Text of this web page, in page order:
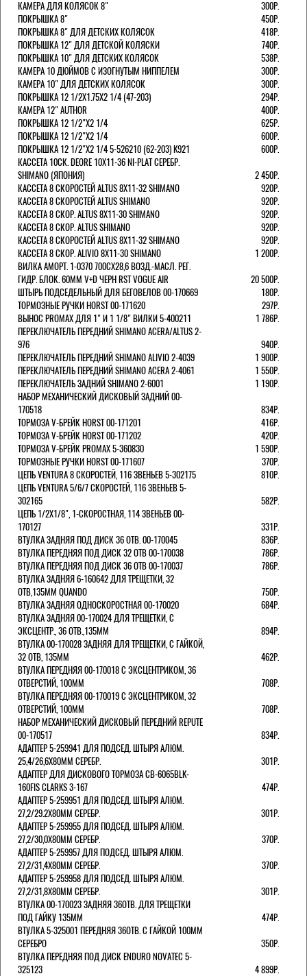
КАМЕРА ДЛЯ КОЛЯСОК 8"
300Р.
ПОКРЫШКА 8"
450Р.
ПОКРЫШКА 8" ДЛЯ ДЕТСКИХ КОЛЯСОК
418Р.
ПОКРЫШКА 12" ДЛЯ ДЕТСКОЙ КОЛЯСКИ
740Р.
ПОКРЫШКА 10" ДЛЯ ДЕТСКИХ КОЛЯСОК
538Р.
КАМЕРА 10 ДЮЙМОВ С ИЗОГНУТЫМ НИППЕЛЕМ
300Р.
КАМЕРА 10" ДЛЯ ДЕТСКИХ КОЛЯСОК
300Р.
ПОКРЫШКА 12 1/2X1.75X2 1/4 (47-203)
294Р.
КАМЕРА 12" AUTHOR
400Р.
ПОКРЫШКА 12 1/2"Х2 1/4
625Р.
ПОКРЫШКА 12 1/2"Х2 1/4
600Р.
ПОКРЫШКА 12 1/2"Х2 1/4 5-526210 (62-203) K921
600Р.
КАССЕТА 10СК. DEORE 10Х11-36 NI-PLAT СЕРЕБР.
SHIMANO (ЯПОНИЯ)
2 450Р.
КАССЕТА 8 СКОРОСТЕЙ ALTUS 8Х11-32 SHIMANO
920Р.
КАССЕТА 8 СКОРОСТЕЙ ALTUS SHIMANO
920Р.
КАССЕТА 8 СКОР. ALTUS 8Х11-30 SHIMANO
920Р.
КАССЕТА 8 СКОР. ALTUS SHIMANO
920Р.
КАССЕТА 8 СКОРОСТЕЙ ALTUS 8Х11-32 SHIMANO
920Р.
КАССЕТА 8 СКОР. ALIVIO 8Х11-30 SHIMANO
1 200Р.
ВИЛКА АМОРТ. 1-0370 700СХ28,6 ВОЗД.-МАСЛ. РЕГ.
ГИДР. БЛОК. 60ММ V+D ЧЕРН RST VOGUE AIR
20 500Р.
ШТЫРЬ ПОДСЕДЕЛЬНЫЙ ДЛЯ БЕГОВЕЛОВ 00-170669
180Р.
ТОРМОЗНЫЕ РУЧКИ HORST 00-171620
297Р.
ВЫНОС PROMAX ДЛЯ 1" И 1 1/8" ВИЛКИ 5-400211
1 786Р.
ПЕРЕКЛЮЧАТЕЛЬ ПЕРЕДНИЙ SHIMANO ACERA/ALTUS 2-
976
940Р.
ПЕРЕКЛЮЧАТЕЛЬ ПЕРЕДНИЙ SHIMANO ALIVIO 2-4039
1 900Р.
ПЕРЕКЛЮЧАТЕЛЬ ПЕРЕДНИЙ SHIMANO ACERA 2-4061
1 550Р.
ПЕРЕКЛЮЧАТЕЛЬ ЗАДНИЙ SHIMANO 2-6001
1 190Р.
НАБОР МЕХАНИЧЕСКИЙ ДИСКОВЫЙ ЗАДНИЙ 00-
170518
834Р.
ТОРМОЗА V-БРЕЙК HORST 00-171201
416Р.
ТОРМОЗА V-БРЕЙК HORST 00-171202
420Р.
ТОРМОЗА V-БРЕЙК PROMAX 5-360830
1 590Р.
ТОРМОЗНЫЕ РУЧКИ HORST 00-171607
370Р.
ЦЕПЬ VENTURA 8 СКОРОСТЕЙ, 116 ЗВЕНЬЕВ 5-302175
810Р.
ЦЕПЬ VENTURA 5/6/7 СКОРОСТЕЙ, 116 ЗВЕНЬЕВ 5-
302165
582Р.
ЦЕПЬ 1/2Х1/8", 1-СКОРОСТНАЯ, 114 ЗВЕНЬЕВ 00-
170127
331Р.
ВТУЛКА ЗАДНЯЯ ПОД ДИСК 36 ОТВ. 00-170045
836Р.
ВТУЛКА ПЕРЕДНЯЯ ПОД ДИСК 32 ОТВ 00-170038
786Р.
ВТУЛКА ПЕРЕДНЯЯ ПОД ДИСК 36 ОТВ 00-170037
786Р.
ВТУЛКА ЗАДНЯЯ 6-160642 ДЛЯ ТРЕЩЕТКИ, 32
ОТВ,135ММ QUANDO
750Р.
ВТУЛКА ЗАДНЯЯ ОДНОСКОРОСТНАЯ 00-170020
684Р.
ВТУЛКА ЗАДНЯЯ 00-170024 ДЛЯ ТРЕЩЕТКИ, С
ЭКСЦЕНТР., 36 ОТВ.,135ММ
894Р.
ВТУЛКА 00-170028 ЗАДНЯЯ ДЛЯ ТРЕЩЕТКИ, С ГАЙКОЙ,
32 ОТВ, 135ММ
462Р.
ВТУЛКА ПЕРЕДНЯЯ 00-170018 С ЭКСЦЕНТРИКОМ, 36
ОТВЕРСТИЙ, 100ММ
708Р.
ВТУЛКА ПЕРЕДНЯЯ 00-170019 С ЭКСЦЕНТРИКОМ, 32
ОТВЕРСТИЙ, 100ММ
708Р.
НАБОР МЕХАНИЧЕСКИЙ ДИСКОВЫЙ ПЕРЕДНИЙ REPUTE
00-170517
834Р.
АДАПТЕР 5-259941 ДЛЯ ПОДСЕД. ШТЫРЯ АЛЮМ.
25,4/26,6Х80ММ СЕРЕБР.
301Р.
АДАПТЕР ДЛЯ ДИСКОВОГО ТОРМОЗА CB-6065BLK-
160FIS CLARKS 3-167
474Р.
АДАПТЕР 5-259951 ДЛЯ ПОДСЕД. ШТЫРЯ АЛЮМ.
27,2/29.2Х80ММ СЕРЕБР.
301Р.
АДАПТЕР 5-259955 ДЛЯ ПОДСЕД. ШТЫРЯ АЛЮМ.
27,2/30,0Х80ММ СЕРЕБР.
370Р.
АДАПТЕР 5-259957 ДЛЯ ПОДСЕД. ШТЫРЯ АЛЮМ.
27,2/31,4Х80ММ СЕРЕБР.
370Р.
АДАПТЕР 5-259958 ДЛЯ ПОДСЕД. ШТЫРЯ АЛЮМ.
27,2/31,8Х80ММ СЕРЕБР.
301Р.
ВТУЛКА 00-170023 ЗАДНЯЯ 36ОТВ. ДЛЯ ТРЕЩЕТКИ
ПОД ГАЙКУ 135ММ
474Р.
ВТУЛКА 5-325001 ПЕРЕДНЯЯ 36ОТВ. С ГАЙКОЙ 100ММ
СЕРЕБРО
350Р.
ВТУЛКА ПЕРЕДНЯЯ ПОД ДИСК ENDURO NOVATEC 5-
325123
4 899Р.